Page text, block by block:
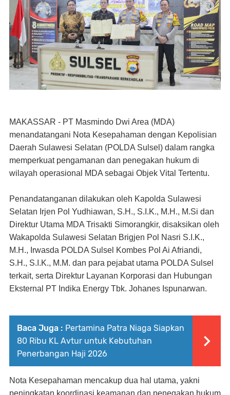
MAKASSAR - PT Masmindo Dwi Area (MDA)
menandatangani Nota Kesepahaman dengan Kepolisian
Daerah Sulawesi Selatan (POLDA Sulsel) dalam rangka
memperkuat pengamanan dan penegakan hukum di
wilayah operasional MDA sebagai Objek Vital Tertentu.
Penandatanganan dilakukan oleh Kapolda Sulawesi
Selatan Irjen Pol Yudhiawan, S.H., S.I.K., M.H., M.Si dan
Direktur Utama MDA Trisakti Simorangkir, disaksikan oleh
Wakapolda Sulawesi Selatan Brigjen Pol Nasri S.I.K.,
M.H., Irwasda POLDA Sulsel Kombes Pol Ai Afriandi,
S.H., S.I.K., M.M. dan para pejabat utama POLDA Sulsel
terkait, serta Direktur Layanan Korporasi dan Hubungan
Eksternal PT Indika Energy Tbk. Johanes Ispunarwan.
Baca Juga : Pertamina Patra Niaga Siapkan
80 Ribu KL Avtur untuk Kebutuhan
Penerbangan Haji 2026
Nota Kesepahaman mencakup dua hal utama, yakni
peningkatan koordinasi keamanan dan penegakan hukum